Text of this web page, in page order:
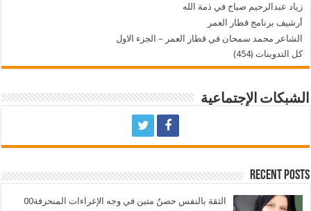
زياد عبدالرحيم صباح في ذمة الله
أرشيف برنامج قطار العمر
الشاعر محمد سمحان في قطار العمر – الجزء الاول
كل التدوينات (454)
الشبكات الإجتماعية
Recent Posts
الثقة بالنفس حصنٌ متين في وجه الإغراءات المنحرفة00